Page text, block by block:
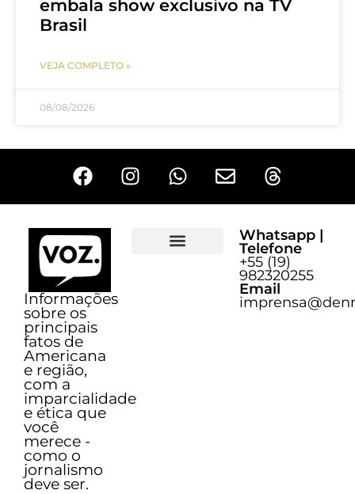
embala show exclusivo na TV
Brasil
VEJA COMPLETO »
08/08/2026
Informações
sobre os
principais
fatos de
Americana
e região,
com a
imparcialidade
e ética que
você
merece -
como o
jornalismo
deve ser.
Whatsapp |
Telefone
+55 (19)
982320255
Email